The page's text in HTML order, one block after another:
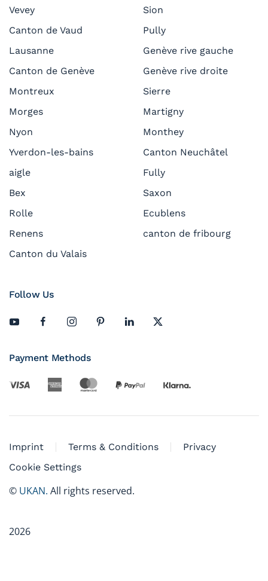
Vevey
Canton de Vaud
Lausanne
Canton de Genève
Montreux
Morges
Nyon
Yverdon-les-bains
aigle
Bex
Rolle
Renens
Canton du Valais
Sion
Pully
Genève rive gauche
Genève rive droite
Sierre
Martigny
Monthey
Canton Neuchâtel
Fully
Saxon
Ecublens
canton de fribourg
Follow Us
Payment Methods
Imprint Terms & Conditions
Privacy
Cookie Settings
© UKAN. All rights reserved.
2026